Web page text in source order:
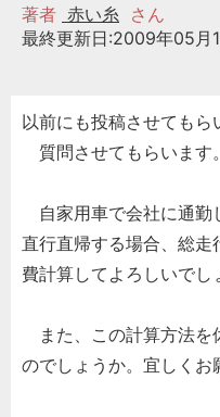
著者 赤い糸 さん
最終更新日:2009年05月
以前にも投稿させても
質問させてもらいます。
自家用車で会社に通勤
直行直帰する場合、総走
費計算してよろしいでし
また、この計算方法を
のでしょうか。宜しくお